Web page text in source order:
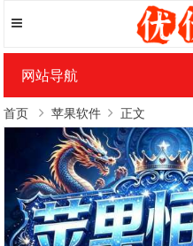
网站导航
首页 苹果软件 正文